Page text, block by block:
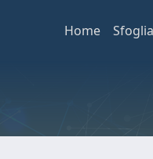
Home Sfoglia